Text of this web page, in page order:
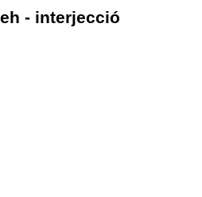
eh - interjecció